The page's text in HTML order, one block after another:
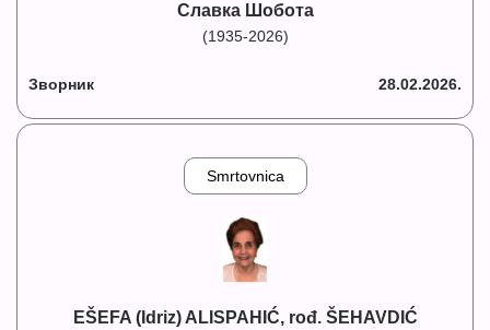
Славка Шобота
(1935-2026)
Зворник 28.02.2026.
Smrtovnica
EŠEFA (Idriz) ALISPAHIĆ, rođ. ŠEHAVDIĆ